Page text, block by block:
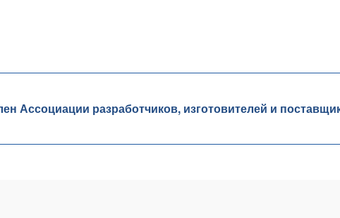
разработчиков, изготовителей и